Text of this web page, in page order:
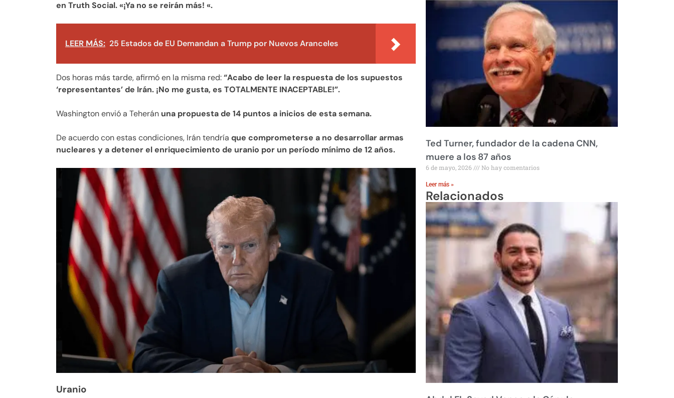
en Truth Social. «¡Ya no se reirán más! «.
LEER MÁS: 25 Estados de EU Demandan a Trump por Nuevos Aranceles
Dos horas más tarde, afirmó en la misma red:“Acabo de leer la respuesta de los supuestos
‘representantes’ de Irán. ¡No me gusta, es TOTALMENTE INACEPTABLE!”.
Washington envió a Teherán una propuesta de 14 puntos a inicios de esta semana.
De acuerdo con estas condiciones, Irán tendría que comprometerse a no desarrollar armas
nucleares y a detener el enriquecimiento de uranio por un período mínimo de 12 años.
Uranio
Ted Turner, fundador de la cadena CNN,
muere a los 87 años
6 de mayo, 2026 No hay comentarios
Leer más »
Relacionados